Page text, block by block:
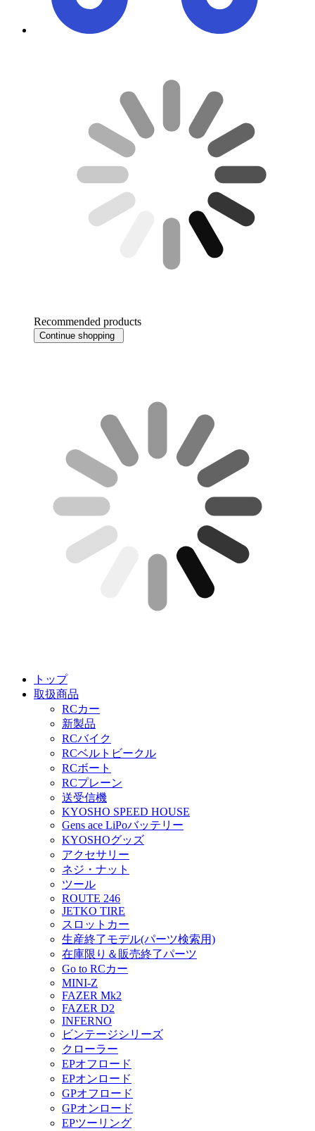
Recommended products
Continue shopping
トップ
取扱商品
RCカー
新製品
RCバイク
RCベルトビークル
RCボート
RCプレーン
送受信機
KYOSHO SPEED HOUSE
Gens ace LiPoバッテリー
KYOSHOグッズ
アクセサリー
ネジ・ナット
ツール
ROUTE 246
JETKO TIRE
スロットカー
生産終了モデル(パーツ検索用)
在庫限り＆販売終了パーツ
Go to RCカー
MINI-Z
FAZER Mk2
FAZER D2
INFERNO
ビンテージシリーズ
クローラー
EPオフロード
EPオンロード
GPオフロード
GPオンロード
EPツーリング